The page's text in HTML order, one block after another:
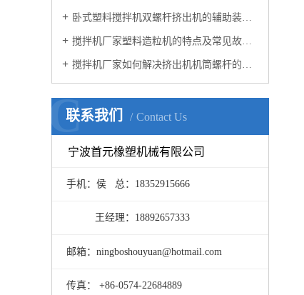
卧式塑料搅拌机双螺杆挤出机的辅助装置以及电流不稳的原因？
搅拌机厂家塑料造粒机的特点及常见故障维修方法
搅拌机厂家如何解决挤出机机筒螺杆的内部堵塞问题？
联系我们 Contact Us
C
宁波首元橡塑机械有限公司
手机：侯 总：18352915666
王经理：18892657333
邮箱：ningboshouyuan@hotmail.com
传真： +86-0574-22684889